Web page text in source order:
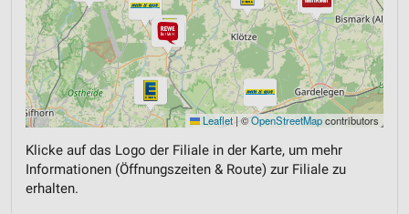
Leaflet | ©OpenStreetMapcontributors
Klicke auf das Logo der Filiale in der Karte, um mehr
Informationen (Öffnungszeiten & Route) zur Filiale zu
erhalten.